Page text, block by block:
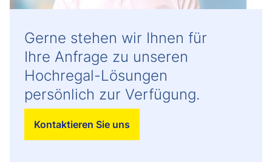
Gerne stehen wir Ihnen für
Ihre Anfrage zu unseren
Hochregal-Lösungen
persönlich zur Verfügung.
Kontaktieren Sie uns